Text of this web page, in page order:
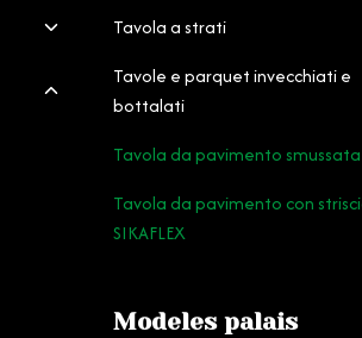
FIGLIO
ALTERNA
FIGLIO
ALTERNA
MENU
Tavola a strati
Tavole e parquet invecchiati e
bottalati
Tavola da pavimento smussata
Tavola da pavimento con
SIKAFLEX
Modeles palais